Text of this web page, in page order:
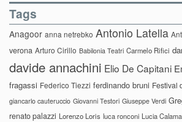
Tags
Anagoor anna netrebko Antonio Latella
verona Arturo Cirillo Babilonia Teatri Carmelo Rifici
davide annachini Elio De Capitani
fragassi Federico Tiezzi ferdinando bruni Festival
giancarlo cauteruccio Giovanni Testori Giuseppe Verdi
renato palazzi Lorenzo Loris luca ronconi Lucia